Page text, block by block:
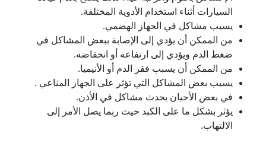
السيارات أثناء استخدام الأدوية المختلفة.
يسبب مشاكل في الجهاز الهضمي.
من الممكن أن يؤدي إلى الإصابة ببعض المشاكل في
ضغط الدم ويؤدي إلى ارتفاعه أو انخفاضه.
من الممكن أن يسبب فقر الدم أو الأنيميا.
يسبب بعض المشاكل التي تؤثر على الجهاز المناعي .
في بعض الأحيان يحدث مشاكل في الأذن.
يؤثر بشكل ما على الكبد حيث ربما يصل الأمر إلى
الالتهاب.